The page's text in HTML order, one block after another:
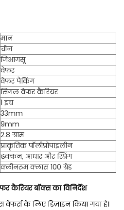
मान
चीन
जिआंगसू
वेफर
वेफर पैकिंग
सिंगल वेफर कैरियर
1 इंच
33mm
9mm
2.8 ग्राम
प्राकृतिक पॉलीप्रोपाइलीन
ढक्कन, आधार और स्प्रिंग
क्लीनरूम क्लास 100 ग्रेड
कैरियर बॉक्स का विनिर्देश
के लिए डिज़ाइन किया गया है।